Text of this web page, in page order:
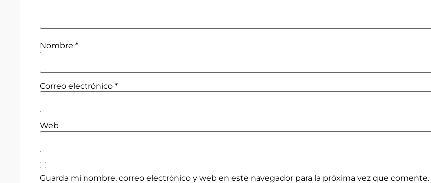
Nombre *
Correo electrónico *
Web
Guarda mi nombre, correo electrónico y web en este navegador para la próxima vez que comente.